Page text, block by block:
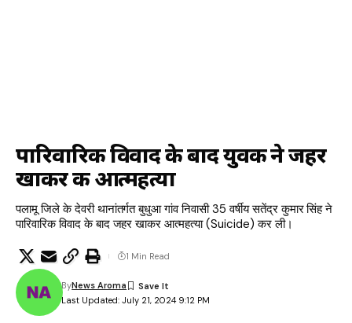
पारिवारिक विवाद के बाद युवक ने जहर
खाकर की आत्महत्या
पलामू जिले के देवरी थानांतर्गत बुधुआ गांव निवासी 35 वर्षीय सतेंद्र कुमार सिंह ने
पारिवारिक विवाद के बाद जहर खाकर आत्महत्या (Suicide) कर ली।
Last Updated: July 21, 2024 9:12 PM
ByNews Aroma
1 Min Read